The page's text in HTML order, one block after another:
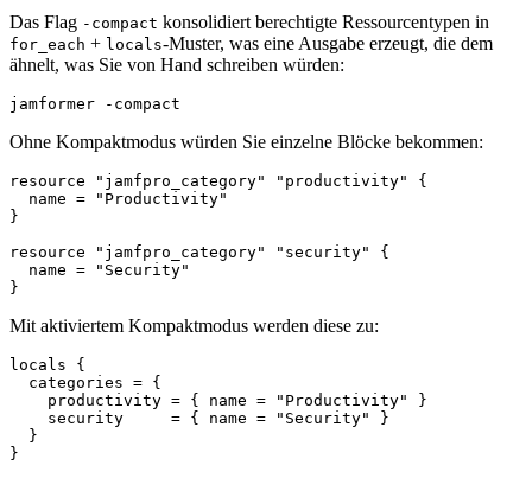
Das Flag -compact konsolidiert berechtigte Ressourcentypen in
for_each + locals-Muster, was eine Ausgabe erzeugt, die dem
ähnelt, was Sie von Hand schreiben würden:
Ohne Kompaktmodus würden Sie einzelne Blöcke bekommen:
resource "jamfpro_category" "productivity" {
  name = "Productivity"
}
resource "jamfpro_category" "security" {
  name = "Security"
Mit aktiviertem Kompaktmodus werden diese zu:
locals {
  categories = {
    productivity = { name = "Productivity" }
    security     = { name = "Security" }
  }
}